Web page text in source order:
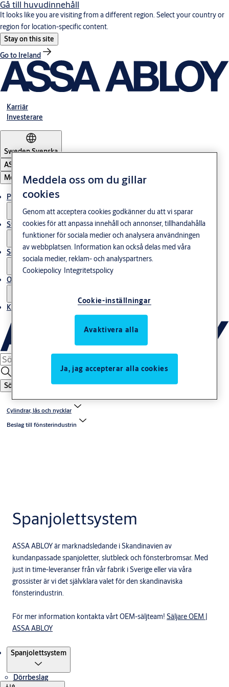
Gå till huvudinnehåll
It looks like you are visiting from a different region. Select your country or
region for location-specific content.
Stay on this site
Go to Ireland
Karriär
Investerare
Sweden·Svenska
ASSA ABLOY Group
Meny
Produkter och lösningar
Stories
Service
Om oss
Kontakta oss
Sök
Cylindrar, lås och nycklar
Beslag till fönsterindustrin
Spanjolettsystem
ASSA ABLOY är marknadsledande i Skandinavien av
kundanpassade spanjoletter, slutbleck och fönsterbromsar. Med
just in time-leveranser från vår fabrik i Sverige eller via våra
grossister är vi det självklara valet för den skandinaviska
fönsterindustrin.
För mer information kontakta vårt OEM-säljteam! Säljare OEM |
ASSA ABLOY
Spanjolettsystem
Dörrbeslag
Meddela oss om du gillar
cookies
Genom att acceptera cookies godkänner du att vi sparar
cookies för att anpassa innehåll och annonser, tillhandahålla
funktioner för sociala medier och analysera användningen
av webbplatsen. Information kan också delas med våra
sociala medier, reklam- och analyspartners.
Cookiepolicy Integritetspolicy
Cookie-inställningar
Avaktivera alla
Ja, jag accepterar alla cookies